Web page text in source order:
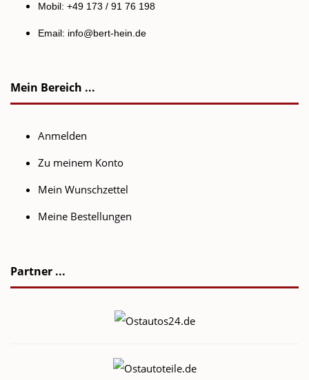
Mobil: +49 173 / 91 76 198
Email: info@bert-hein.de
Mein Bereich ...
Anmelden
Zu meinem Konto
Mein Wunschzettel
Meine Bestellungen
Partner ...